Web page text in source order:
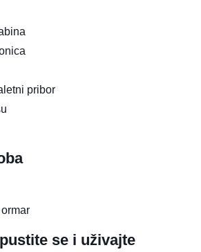
pribor
se i uživajte